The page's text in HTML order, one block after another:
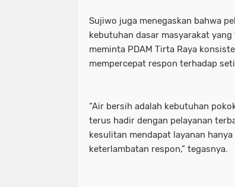
Sujiwo juga menegaskan bahwa
kebutuhan dasar masyarakat
meminta PDAM Tirta Raya
mempercepat respon terhadap
“Air bersih adalah kebutuhan
terus hadir dengan pelayanan
kesulitan mendapat layanan
keterlambatan respon,” tegasnya.